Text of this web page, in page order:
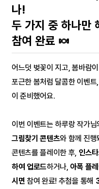
나!
두 가지 중 하나만
참여 완료 🍬
어느덧 벚꽃이 지고, 봄바람
포근한 봄처럼 달콤한 이벤
이 준비했어요.
이번 이벤트는 하루랑 작가
그림찾기 콘텐츠와 함께 진행
콘텐츠를 플레이한 후, 인스
하여 업로드하거나, 아폭 플
시면 참여 완료! 추첨을 통해